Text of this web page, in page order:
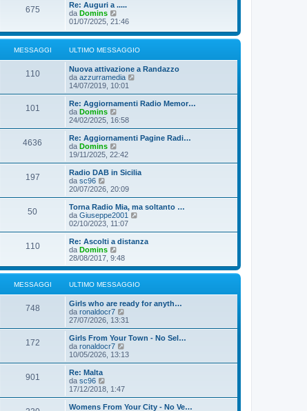
u
l
t
i
m
o
m
e
s
s
g
i
o
675
Re: Auguri a .....
da Domins
e
i
l
t
i
m
o
m
e
s
a
g
i
o
01/07/2025, 21:46
MESSAGGI ULTIMO MESSAGGIO
110
Nuova attivazione a Randazzo
da azzurramedia
d
i
i
m
s
g
g
i
14/07/2019, 10:01
101
Re: Aggiornamenti Radio Memor…
da Domins
e
d
i
l
m
o
m
s
s
a
g
g
o
24/02/2025, 16:58
4636
Re: Aggiornamenti Pagine Radi…
da Domins
e
d
l
i
m
o
m
s
a
g
i
o
19/11/2025, 22:42
197
Radio DAB in Sicilia
da sc96
e
d
i
u
l
t
i
m
o
m
e
s
a
g
g
i
o
20/07/2026, 20:09
50
Torna Radio Mia, ma soltanto …
da Giuseppe2001
d
i
i
m
o
m
e
a
g
o
02/10/2023, 11:07
110
Re: Ascolti a distanza
da Domins
e
d
i
u
m
o
m
e
s
s
a
i
o
28/08/2017, 9:48
MESSAGGI ULTIMO MESSAGGIO
748
Girls who are ready for anyth…
da ronaldocr7
e
d
i
l
27/07/2026, 13:31
172
Girls From Your Town - No Sel…
da ronaldocr7
e
d
i
10/05/2026, 13:13
901
Re: Malta
da sc96
e
d
i
17/12/2018, 1:47
Womens From Your City - No Ve…